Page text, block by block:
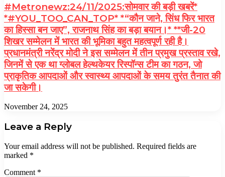
#Metronewz:24/11/2025:सोमवार की बड़ी खबरें*
*#YOU_TOO_CAN_TOP* *“कौन जाने, सिंध फिर भारत
का हिस्सा बन जाए”, राजनाथ सिंह का बड़ा बयान।* **जी-20
शिखर सम्मेलन में भारत की भूमिका बहुत महत्वपूर्ण रही है।
प्रधानमंत्री नरेंद्र मोदी ने इस सम्मेलन में तीन प्रमुख प्रस्ताव रखे,
जिनमें से एक था ग्लोबल हेल्थकेयर रिस्पॉन्स टीम का गठन, जो
प्राकृतिक आपदाओं और स्वास्थ्य आपदाओं के समय तुरंत तैनात की
जा सकेगी।
November 24, 2025
Leave a Reply
Your email address will not be published. Required fields are
marked *
Comment *